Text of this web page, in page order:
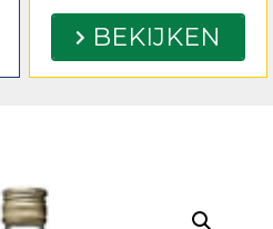
BEKIJKEN